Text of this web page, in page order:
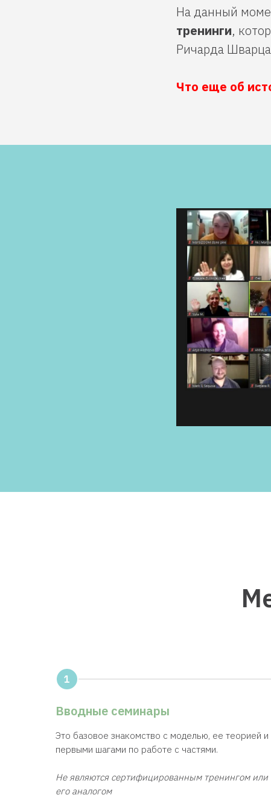
На данный
тренинги,
Ричарда
Что еще об
1
Вводные семинары
Это базовое знакомство с моделью, ее теорией и
первыми шагами по работе с частями.
Не являются сертифицированным тренингом или
его аналогом